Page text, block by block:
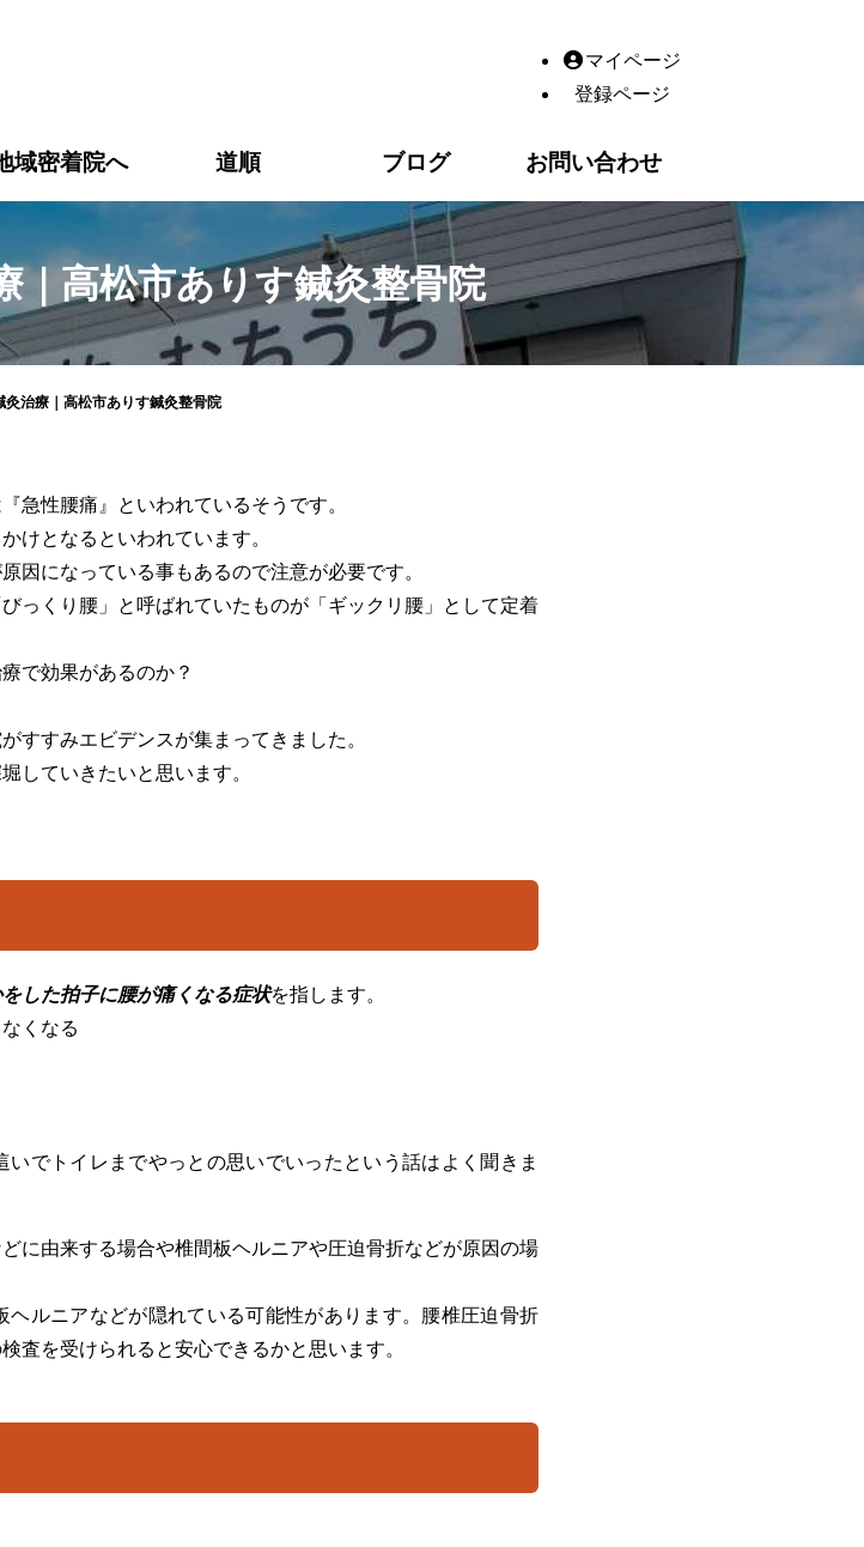
マイページ
登録ページ
鍼灸整骨院｜【高松市】ありす鍼灸整骨院｜整体・鍼灸・産後の骨盤矯正・交通事故・脂肪冷却
域密着院へ 道順 ブログ お問い合わせ
｜高松市ありす鍼灸整骨院
灸治療｜高松市ありす鍼灸整骨院
急性腰痛』といわれているそうです。
けとなるといわれています。
因になっている事もあるので注意が必要です。
っくり腰」と呼ばれていたものが「ギックリ腰」として定着
で効果があるのか？
すすみエビデンスが集まってきました。
していきたいと思います。
した拍子に腰が痛くなる症状を指します。
くなる
でトイレまでやっとの思いでいったという話はよく聞きま
に由来する場合や椎間板ヘルニアや圧迫骨折などが原因の場
ルニアなどが隠れている可能性があります。腰椎圧迫骨折
査を受けられると安心できるかと思います。